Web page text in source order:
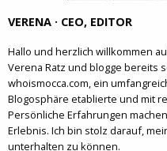
VERENA · CEO, EDITOR
Hallo und herzlich willkommen
Verena Ratz und blogge bereits
whoismocca.com, ein
Blogosphäre etablierte und mit
Persönliche Erfahrungen
Erlebnis. Ich bin stolz darauf,
unterhalten zu können.